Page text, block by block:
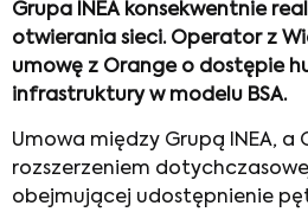
Grupa INEA konsekwentnie
otwierania sieci. Operator z
umowę z Orange o dostępie
infrastruktury w modelu BSA.
Umowa między Grupą INEA, a
rozszerzeniem
obejmującej udostępnienie